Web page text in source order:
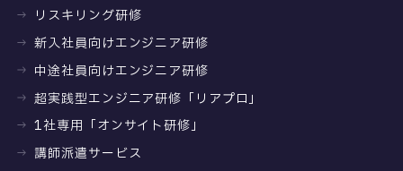
リスキリング研修
新入社員向けエンジニア研修
中途社員向けエンジニア研修
超実践型エンジニア研修「リアプロ」
1社専用「オンサイト研修」
講師派遣サービス